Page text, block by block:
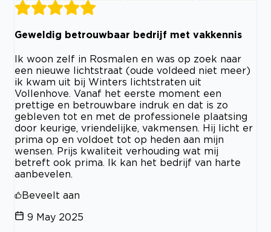
Geweldig betrouwbaar bedrijf met vakkennis
Ik woon zelf in Rosmalen en was op zoek naar
een nieuwe lichtstraat (oude voldeed niet meer)
ik kwam uit bij Winters lichtstraten uit
Vollenhove. Vanaf het eerste moment een
prettige en betrouwbare indruk en dat is zo
gebleven tot en met de professionele plaatsing
door keurige, vriendelijke, vakmensen. Hij licht er
prima op en voldoet tot op heden aan mijn
wensen. Prijs kwaliteit verhouding wat mij
betreft ook prima. Ik kan het bedrijf van harte
aanbevelen.
Beveelt aan
9 May 2025